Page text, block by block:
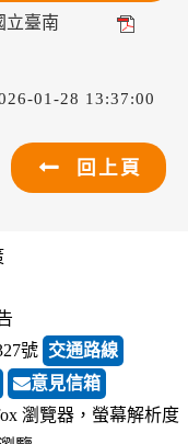
立臺南
01-28 13:37:00
回上頁
號 交通路線
意見信箱
瀏覽器，螢幕解析度